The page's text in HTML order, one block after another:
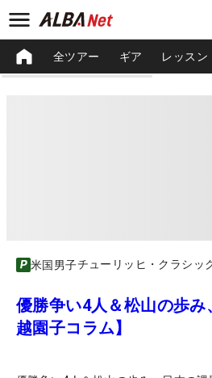
全ツアー ギア レッスン
米国男子チューリッヒ・クラシッ
優勝争い4人＆松山の歩
越園子コラム】